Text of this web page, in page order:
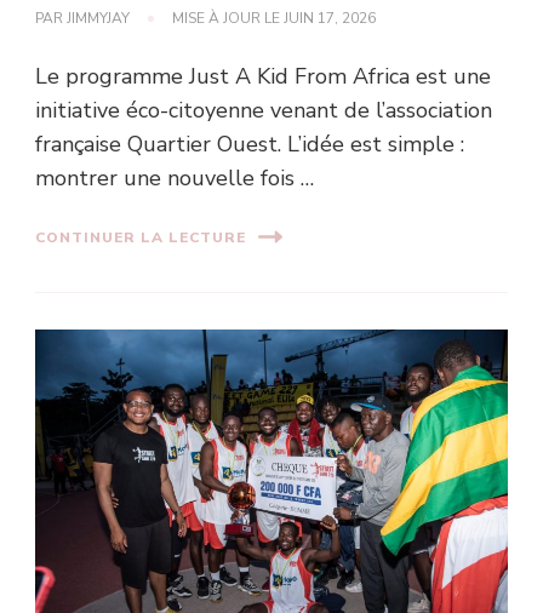
PARJIMMYJAY MISE À JOUR LEJUIN 17, 2026
Le programme Just A Kid From Africa est une
initiative éco-citoyenne venant de l’association
française Quartier Ouest. L’idée est simple :
montrer une nouvelle fois …
CONTINUER LA LECTURE